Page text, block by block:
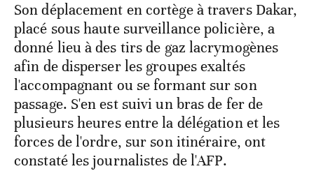
Son déplacement en cortège à travers Dakar,
placé sous haute surveillance policière, a
donné lieu à des tirs de gaz lacrymogènes
afin de disperser les groupes exaltés
l'accompagnant ou se formant sur son
passage. S'en est suivi un bras de fer de
plusieurs heures entre la délégation et les
forces de l'ordre, sur son itinéraire, ont
constaté les journalistes de l'AFP.